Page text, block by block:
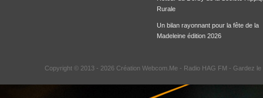
Rurale
Un bilan rayonnant pour la fête de la
Madeleine édition 2026
Copyright © 2013 - 2026 Création Webcom.Me - Radio HAG FM - Gardez le